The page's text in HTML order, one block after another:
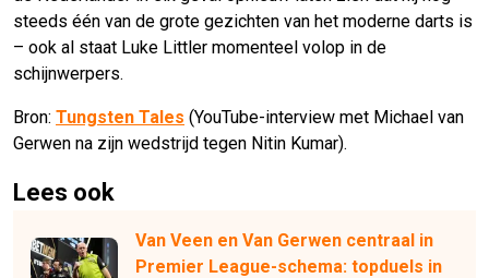
steeds één van de grote gezichten van het moderne darts is
– ook al staat Luke Littler momenteel volop in de
schijnwerpers.
Bron: Tungsten Tales (YouTube-interview met Michael van
Gerwen na zijn wedstrijd tegen Nitin Kumar).
Lees ook
Van Veen en Van Gerwen centraal in
Premier League-schema: topduels in